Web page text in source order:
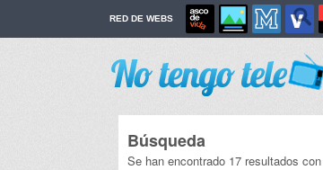
RED DE WEBS
Búsqueda
Se han encontrado 17 resultados